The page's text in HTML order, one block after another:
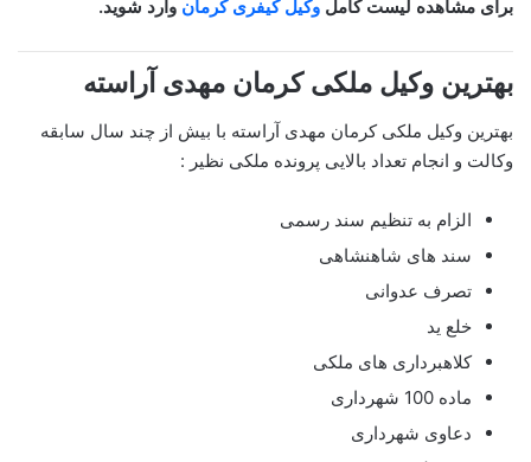
برای مشاهده لیست کامل وکیل کیفری کرمان وارد شوید.
بهترین وکیل ملکیکرمان مهدی آراسته
بهترین وکیل ملکی کرمان مهدی آراسته با بیش از چند سال سابقه
وکالت و انجام تعداد بالایی پرونده ملکی نظیر :
الزام به تنظیم سند رسمی
سند های شاهنشاهی
تصرف عدوانی
خلع ید
کلاهبرداری های ملکی
ماده 100 شهرداری
دعاوی شهرداری